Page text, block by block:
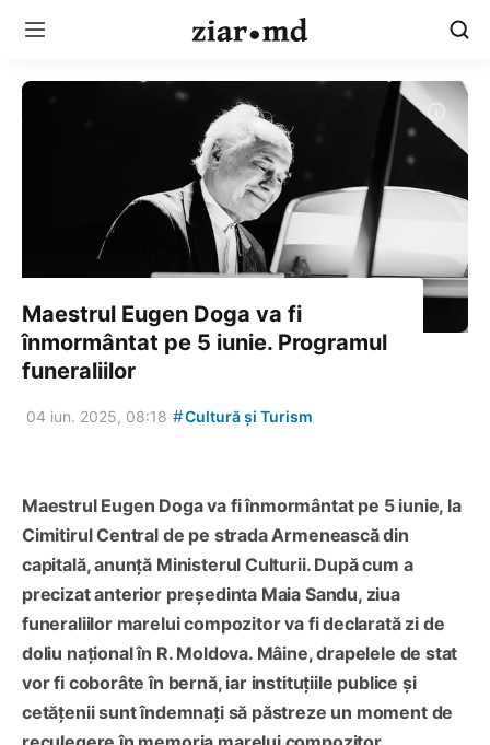
Maestrul Eugen Doga va fi
înmormântat pe 5 iunie. Programul
funeraliilor
04 iun. 2025, 08:18 #Cultură și Turism
Maestrul Eugen Doga va fi înmormântat pe 5 iunie, la
Cimitirul Central de pe strada Armenească din
capitală, anunță Ministerul Culturii. După cum a
precizat anterior președinta Maia Sandu, ziua
funeraliilor marelui compozitor va fi declarată zi de
doliu național în R. Moldova. Mâine, drapelele de stat
vor fi coborâte în bernă, iar instituțiile publice și
cetățenii sunt îndemnați să păstreze un moment de